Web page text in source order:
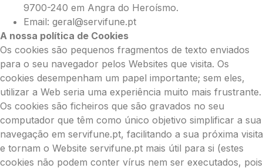
9700-240 em Angra do Heroísmo.
Email: geral@servifune.pt
A nossa política de Cookies
Os cookies são pequenos fragmentos de texto enviados
para o seu navegador pelos Websites que visita. Os
cookies desempenham um papel importante; sem eles,
utilizar a Web seria uma experiência muito mais frustrante.
Os cookies são ficheiros que são gravados no seu
computador que têm como único objetivo simplificar a sua
navegação em servifune.pt, facilitando a sua próxima visita
e tornam o Website servifune.pt mais útil para si (estes
cookies não podem conter vírus nem ser executados, pois